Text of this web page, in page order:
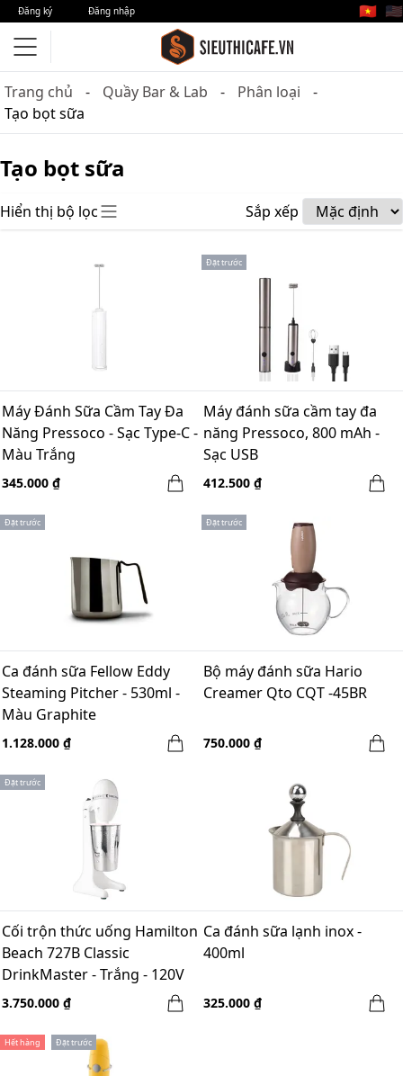
Đăng ký Đăng nhập 🇻🇳 🇺🇸
Trang chủ Quầy Bar & Lab
Phân loại
Tạo bọt sữa
Tạo bọt sữa
Hiển thị bộ lọc Sắp xếp
Máy Đánh Sữa Cầm Tay Đa
Năng Pressoco - Sạc Type-C -
Màu Trắng
345.000 ₫
Đặt trước
Máy đánh sữa cầm tay đa
năng Pressoco, 800 mAh -
Sạc USB
412.500 ₫
Đặt trước
Ca đánh sữa Fellow Eddy
Steaming Pitcher - 530ml -
Màu Graphite
1.128.000 ₫
Đặt trước
Bộ máy đánh sữa Hario
Creamer Qto CQT -45BR
750.000 ₫
Đặt trước
Cối trộn thức uống Hamilton
Beach 727B Classic
DrinkMaster - Trắng - 120V
3.750.000 ₫
Ca đánh sữa lạnh inox -
400ml
325.000 ₫
Hết hàng Đặt trước